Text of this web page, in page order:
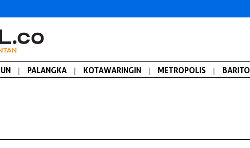
| PALANGKA | KOTAWARINGIN | METROPOLIS | BARITO